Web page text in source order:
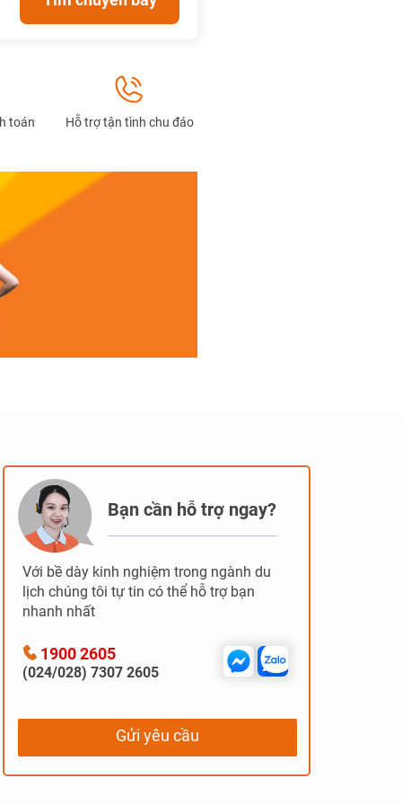
toán
Hỗ trợ tận tình chu đáo
Bạn cần hỗ trợ ngay?
Với bề dày kinh nghiệm trong ngành du
lịch chúng tôi tự tin có thể hỗ trợ bạn
nhanh nhất
1900 2605
(024/028) 7307 2605
Gửi yêu cầu